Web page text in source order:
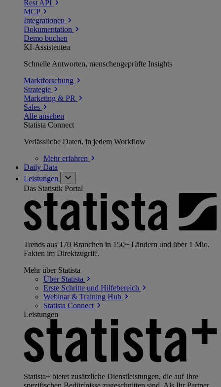
Rest API
MCP
Integrationen
Dokumentation
Demo buchen
KI-Assistenten
Schnelle Antworten, menschengeprüfte Insights
Marktforschung
Strategie
Marketing & PR
Sales
Alle ansehen
Statista Connect
Verlässliche Daten, in jedem Workflow
Mehrerfahren
Daily Data
Leistungen
Das Statistik Portal
Trends aus 170 Branchen in 150+ Ländern und über 1 Mio.
Fakten im Direktzugriff.
Mehr über Statista
Über Statista
Erste Schritte und Hilfebereich
Webinar & Training Hub
Statista Connect
Leistungen
Statista+ bietet zusätzliche Dienstleistungen, die auf Ihre
spezifischen Bedürfnisse zugeschnitten sind. Als Ihr Partner